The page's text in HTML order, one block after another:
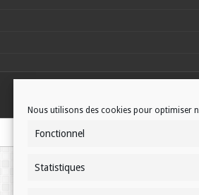
Nous utilisons des cookies pour optimiser
Fonctionnel
Statistiques